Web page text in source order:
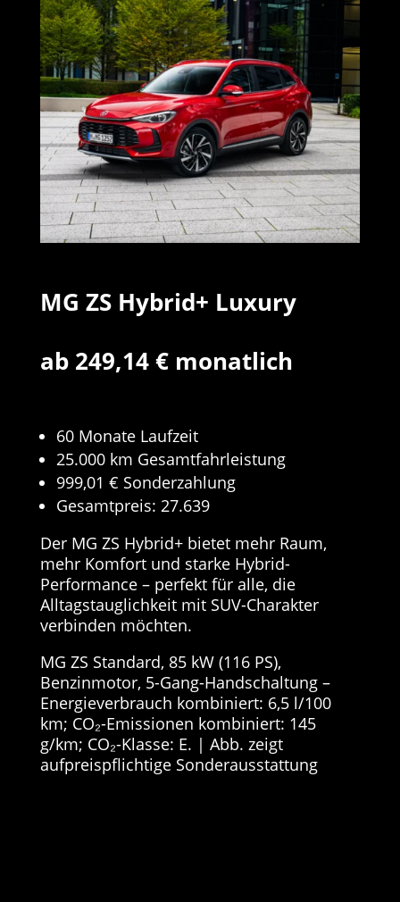
MG ZS Hybrid+ Luxury
ab 249,14 € monatlich
60 Monate Laufzeit
25.000 km Gesamtfahrleistung
999,01 € Sonderzahlung
Gesamtpreis: 27.639
Der MG ZS Hybrid+ bietet mehr Raum,
mehr Komfort und starke Hybrid-
Performance – perfekt für alle, die
Alltagstauglichkeit mit SUV-Charakter
verbinden möchten.
MG ZS Standard, 85 kW (116 PS),
Benzinmotor, 5-Gang-Handschaltung –
Energieverbrauch kombiniert: 6,5 l/100
km; CO₂-Emissionen kombiniert: 145
g/km; CO₂-Klasse: E. | Abb. zeigt
aufpreispflichtige Sonderausstattung